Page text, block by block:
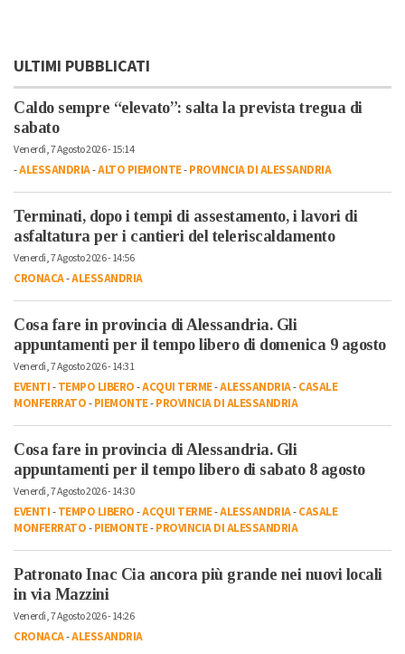
ULTIMI PUBBLICATI
Caldo sempre “elevato”: salta la prevista tregua di
sabato
Venerdì, 7 Agosto 2026 - 15:14
-ALESSANDRIA-ALTO PIEMONTE-PROVINCIA DI ALESSANDRIA
Terminati, dopo i tempi di assestamento, i lavori di
asfaltatura per i cantieri del teleriscaldamento
Venerdì, 7 Agosto 2026 - 14:56
CRONACA-ALESSANDRIA
Cosa fare in provincia di Alessandria. Gli
appuntamenti per il tempo libero di domenica 9 agosto
Venerdì, 7 Agosto 2026 - 14:31
EVENTI-TEMPO LIBERO-ACQUI TERME-ALESSANDRIA-CASALE
MONFERRATO-PIEMONTE-PROVINCIA DI ALESSANDRIA
Cosa fare in provincia di Alessandria. Gli
appuntamenti per il tempo libero di sabato 8 agosto
Venerdì, 7 Agosto 2026 - 14:30
EVENTI-TEMPO LIBERO-ACQUI TERME-ALESSANDRIA-CASALE
MONFERRATO-PIEMONTE-PROVINCIA DI ALESSANDRIA
Patronato Inac Cia ancora più grande nei nuovi locali
in via Mazzini
Venerdì, 7 Agosto 2026 - 14:26
CRONACA-ALESSANDRIA